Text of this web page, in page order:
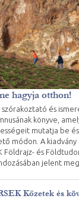
hagyja otthon!
szórakoztató és
könyve,
mutatja be
módon. A kiadvány
Földrajz- és
jelent meg.
Kőzetek és